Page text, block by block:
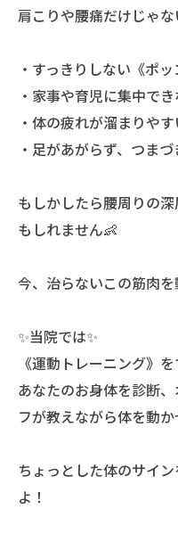
肩こりや腰痛だけじゃな
・すっきりしない《ポッ
・家事や育児に集中で
・体の疲れが溜まりやす
・足があがらず、つま
もしかしたら腰周りの
もしれません👶
今、治らないこの筋肉を
✨当院では✨
《運動トレーニング》
あなたのお身体を診断
フが教えながら体を動か
ちょっとした体のサイ
よ！